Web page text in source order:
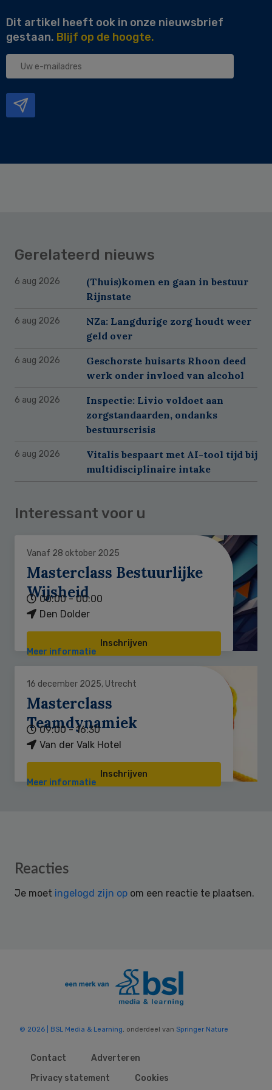
Dit artikel heeft ook in onze nieuwsbrief
gestaan. Blijf op de hoogte.
Uw
Gerelateerd nieuws
6 aug 2026
(Thuis)komen en gaan in bestuur
Rijnstate
6 aug 2026
NZa: Langdurige zorg houdt weer
geld over
6 aug 2026
Geschorste huisarts Rhoon deed
werk onder invloed van alcohol
6 aug 2026
Inspectie: Livio voldoet aan
zorgstandaarden, ondanks
bestuurscrisis
6 aug 2026
Vitalis bespaart met AI-tool tijd bij
multidisciplinaire intake
Interessant voor u
Vanaf 28 oktober 2025
Masterclass Bestuurlijke
Wijsheid
00:00 - 00:00
Den Dolder
Inschrijven
Meer informatie
16 december 2025, Utrecht
Masterclass
Teamdynamiek
09:00 - 16:30
Van der Valk Hotel
Inschrijven
Meer informatie
Reader
Reacties
Je moet ingelogd zijn op om een reactie te plaatsen.
© 2026 | BSL Media & Learning, onderdeel van Springer Nature
Contact
Adverteren
Privacy statement
Cookies